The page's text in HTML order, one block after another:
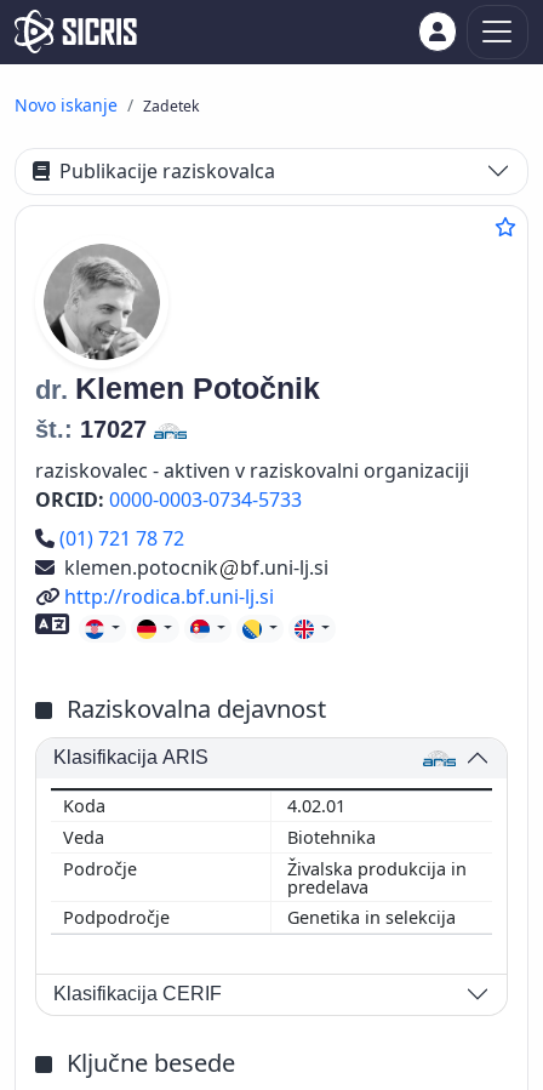
Novo iskanje Zadetek
Publikacije raziskovalca
dr. Klemen Potočnik
št.: 17027
raziskovalec - aktiven v raziskovalni organizaciji
ORCID: 0000-0003-0734-5733
Telefon
(01) 721 78 72
klemen.potocnik
bf.uni-lj.si
Spletni naslov
http://rodica.bf.uni-lj.si
Znanje tujih jezikov
Raziskovalna dejavnost
Klasifikacija ARIS
4.02.01
Biotehnika
Živalska produkcija in
predelava
Genetika in selekcija
Klasifikacija CERIF
Ključne besede